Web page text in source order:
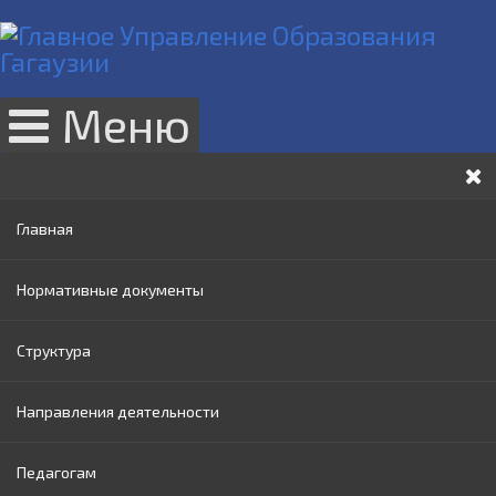
Меню
Главная
Нормативные документы
Законы РМ
Нормативные акты Правительства РМ
Нормативные документы МОИ
Структура
Руководство
Административный совет
Направления деятельности
Раннее образование
Педагогам